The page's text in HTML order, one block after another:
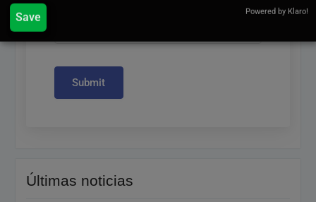
Submit
Últimas noticias
Save Powered by Klaro!